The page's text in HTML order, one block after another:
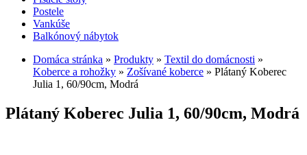
Postele
Vankúše
Balkónový nábytok
Domáca stránka » Produkty » Textil do domácnosti »
Koberce a rohožky » Zošívané koberce » Plátaný Koberec
Julia 1, 60/90cm, Modrá
Plátaný Koberec Julia 1, 60/90cm, Modrá